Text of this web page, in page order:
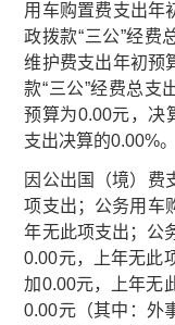
用车购置费支出年
政拨款“三公”经费
维护费支出年初预
款“三公”经费总支
预算为0.00元，决
支出决算的0.00%。
因公出国（境）费
项支出；公务用车
年无此项支出；公
0.00元，上年无此
加0.00元，上年无
0.00元（其中：外